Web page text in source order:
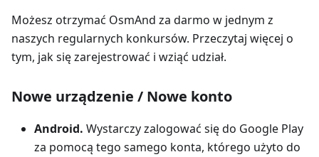
Możesz otrzymać OsmAnd za darmo w jednym z
naszych regularnych konkursów. Przeczytaj więcej o
tym, jak się zarejestrować i wziąć udział.
Nowe urządzenie / Nowe konto
Android. Wystarczy zalogować się do Google Play
za pomocą tego samego konta, którego użyto do